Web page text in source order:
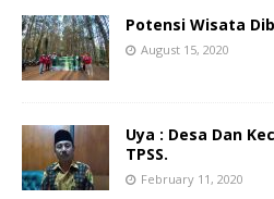
Potensi Wisata
August 15, 2020
Uya : Desa Dan
TPSS.
February 11, 2020